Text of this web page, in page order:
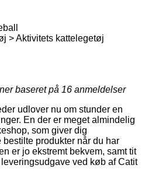
> Aktivitets kattelegetøj
baseret på 16 anmeldelser
udlover nu om stunder en
En der er meget almindelig
som giver dig
produkter når du har
er jo ekstremt bekvem, samt tit
ved køb af Catit